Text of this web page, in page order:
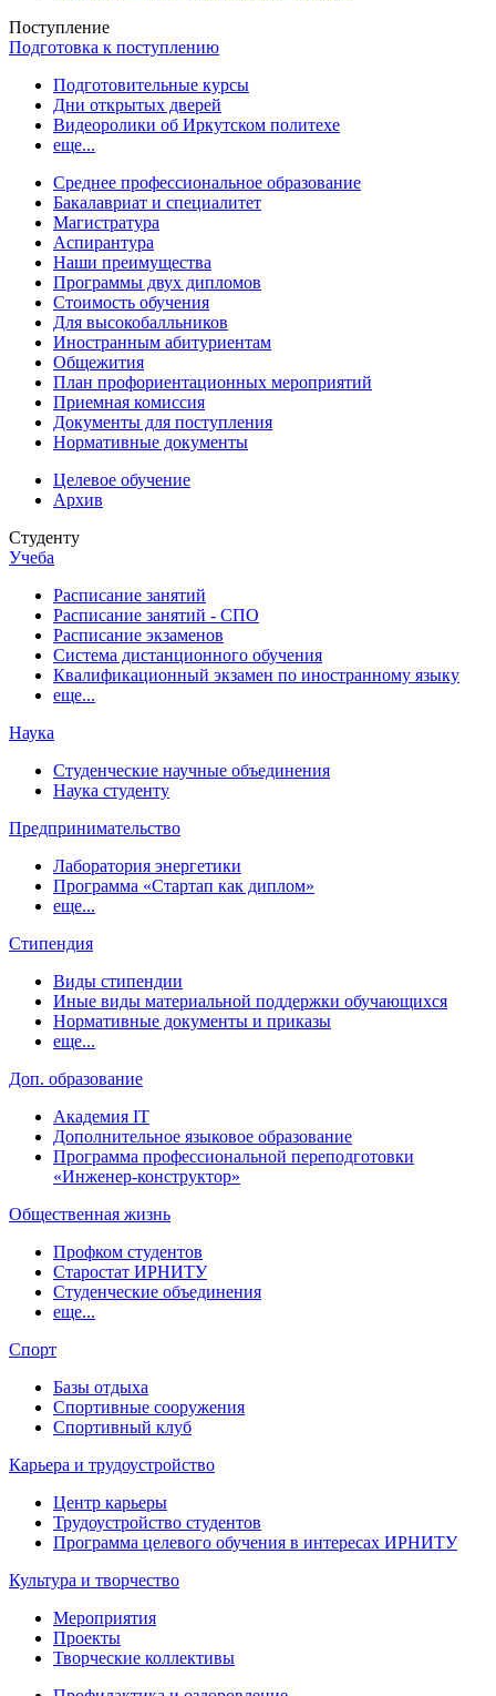
Поступление
Подготовка к поступлению
Подготовительные курсы
Дни открытых дверей
Видеоролики об Иркутском политехе
еще...
Cреднее профессиональное образование
Бакалавриат и специалитет
Магистратура
Аспирантура
Наши преимущества
Программы двух дипломов
Стоимость обучения
Для высокобалльников
Иностранным абитуриентам
Общежития
План профориентационных мероприятий
Приемная комиссия
Документы для поступления
Нормативные документы
Целевое обучение
Архив
Студенту
Учеба
Расписание занятий
Расписание занятий - СПО
Расписание экзаменов
Система дистанционного обучения
Квалификационный экзамен по иностранному языку
еще...
Наука
Студенческие научные объединения
Наука студенту
Предпринимательство
Лаборатория энергетики
Программа «Стартап как диплом»
еще...
Стипендия
Виды стипендии
Иные виды материальной поддержки обучающихся
Нормативные документы и приказы
еще...
Доп. образование
Академия IT
Дополнительное языковое образование
Программа профессиональной переподготовки
«Инженер-конструктор»
Общественная жизнь
Профком студентов
Старостат ИРНИТУ
Студенческие объединения
еще...
Спорт
Базы отдыха
Спортивные сооружения
Спортивный клуб
Карьера и трудоустройство
Центр карьеры
Трудоустройство студентов
Программа целевого обучения в интересах ИРНИТУ
Культура и творчество
Мероприятия
Проекты
Творческие коллективы